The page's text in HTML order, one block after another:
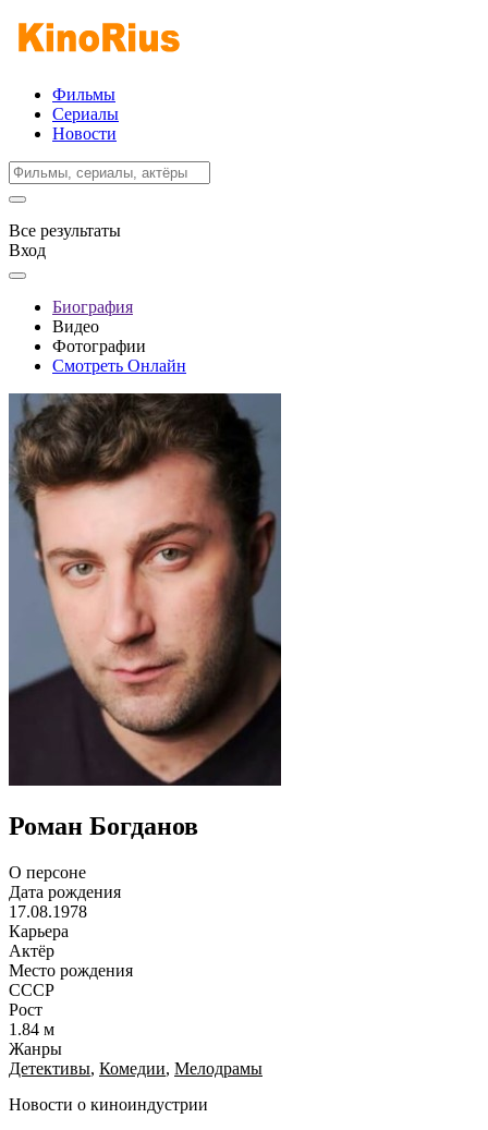
Фильмы
Сериалы
Новости
Все результаты
Вход
Биография
Видео
Фотографии
Смотреть Онлайн
Роман Богданов
О персоне
Дата рождения
17.08.1978
Карьера
Актёр
Место рождения
СССР
Рост
1.84 м
Жанры
Детективы, Комедии, Мелодрамы
Новости о киноиндустрии